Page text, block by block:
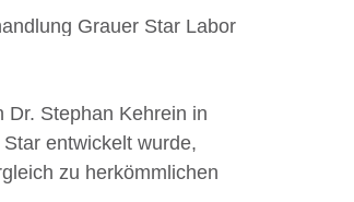
Stephan Kehrein in
entwickelt wurde,
zu herkömmlichen